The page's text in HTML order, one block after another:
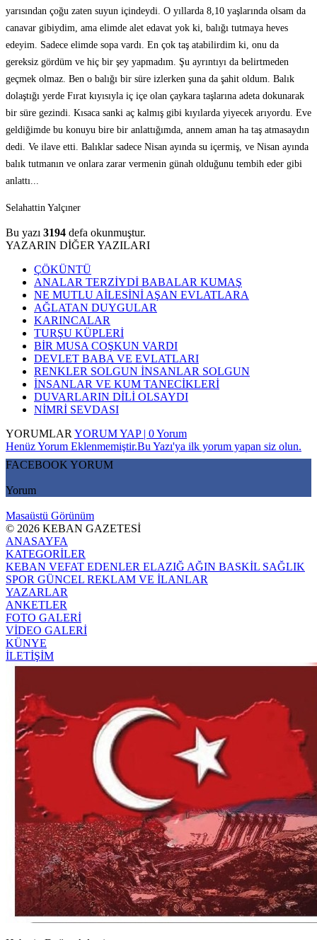
yarısından çoğu zaten suyun içindeydi. O yıllarda 8,10 yaşlarında olsam da
canavar gibiydim, ama elimde alet edavat yok ki, balığı tutmaya heves
edeyim. Sadece elimde sopa vardı. En çok taş atabilirdim ki, onu da
gereksiz gördüm ve hiç bir şey yapmadım. Şu ayrıntıyı da belirtmeden
geçmek olmaz. Ben o balığı bir süre izlerken şuna da şahit oldum. Balık
dolaştığı yerde Fırat kıyısıyla iç içe olan çaykara taşlarına adeta dokunarak
bir süre gezindi. Kısaca sanki aç kalmış gibi kıyılarda yiyecek arıyordu. Eve
geldiğimde bu konuyu bire bir anlattığımda, annem aman ha taş atmasaydın
dedi. Ve ilave etti. Balıklar sadece Nisan ayında su içermiş, ve Nisan ayında
balık tutmanın ve onlara zarar vermenin günah olduğunu tembih eder gibi
anlattı...
Selahattin Yalçıner
Bu yazı 3194 defa okunmuştur.
YAZARIN DİĞER YAZILARI
ÇÖKÜNTÜ
ANALAR TERZİYDİ BABALAR KUMAŞ
NE MUTLU AİLESİNİ AŞAN EVLATLARA
AĞLATAN DUYGULAR
KARINCALAR
TURŞU KÜPLERİ
BİR MUSA COŞKUN VARDI
DEVLET BABA VE EVLATLARI
RENKLER SOLGUN İNSANLAR SOLGUN
İNSANLAR VE KUM TANECİKLERİ
DUVARLARIN DİLİ OLSAYDI
NİMRİ SEVDASI
YORUMLAR YORUM YAP | 0 Yorum
Henüz Yorum Eklenmemiştir.Bu Yazı'ya ilk yorum yapan siz olun.
FACEBOOK YORUM
Yorum
Masaüstü Görünüm
© 2026 KEBAN GAZETESİ
ANASAYFA
KATEGORİLER
KEBAN VEFAT EDENLER ELAZIĞ AĞIN BASKİL SAĞLIK
SPOR GÜNCEL REKLAM VE İLANLAR
YAZARLAR
ANKETLER
FOTO GALERİ
VİDEO GALERİ
KÜNYE
İLETİŞİM